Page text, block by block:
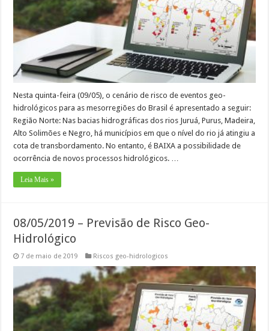
Nesta quinta-feira (09/05), o cenário de risco de eventos geo-
hidrológicos para as mesorregiões do Brasil é apresentado a seguir:
Região Norte: Nas bacias hidrográficas dos rios Juruá, Purus, Madeira,
Alto Solimões e Negro, há municípios em que o nível do rio já atingiu a
cota de transbordamento. No entanto, é BAIXA a possibilidade de
ocorrência de novos processos hidrológicos. …
Leia Mais »
08/05/2019 – Previsão de Risco Geo-
Hidrológico
7 de maio de 2019 Riscos geo-hidrologicos